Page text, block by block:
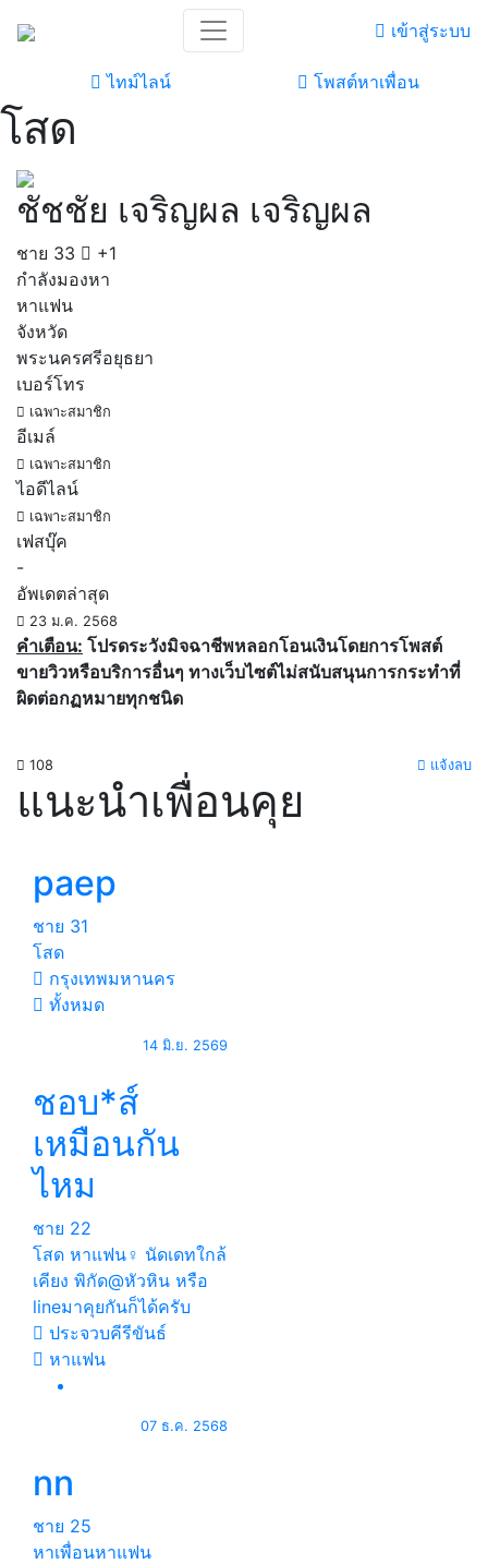
เข้าสู่ระบบ
ไทม์ไลน์ โพสต์หาเพื่อน
โสด
ชัชชัย เจริญผล เจริญผล
ชาย 33
+1
กำลังมองหา
หาแฟน
จังหวัด
พระนครศรีอยุธยา
เบอร์โทร
เฉพาะสมาชิก
อีเมล์
เฉพาะสมาชิก
ไอดีไลน์
เฉพาะสมาชิก
เฟสบุ๊ค
-
อัพเดตล่าสุด
23 ม.ค. 2568
คำเตือน: โปรดระวังมิจฉาชีพหลอกโอนเงินโดยการโพสต์
ขายวิวหรือบริการอื่นๆ ทางเว็บไซต์ไม่สนับสนุนการกระทำที่
ผิดต่อกฏหมายทุกชนิด
108 แจ้งลบ
แนะนำเพื่อนคุย
paep
ชาย 31
โสด
กรุงเทพมหานคร
ทั้งหมด
14 มิ.ย. 2569
ชอบ*ส์
เหมือนกัน
ไหม
ชาย 22
โสด หาแฟน♀️ นัดเดทใกล้
เคียง พิกัด@หัวหิน หรือ
lineมาคุยกันก็ได้ครับ
ประจวบคีรีขันธ์
หาแฟน
07 ธ.ค. 2568
nn
ชาย 25
หาเพื่อนหาแฟน